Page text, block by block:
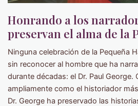
Honrando a los
preservan el alma de la
Ninguna celebración de la Pequeña
sin reconocer al hombre que ha
durante décadas: el Dr. Paul George.
ampliamente como el historiador
Dr. George ha preservado las